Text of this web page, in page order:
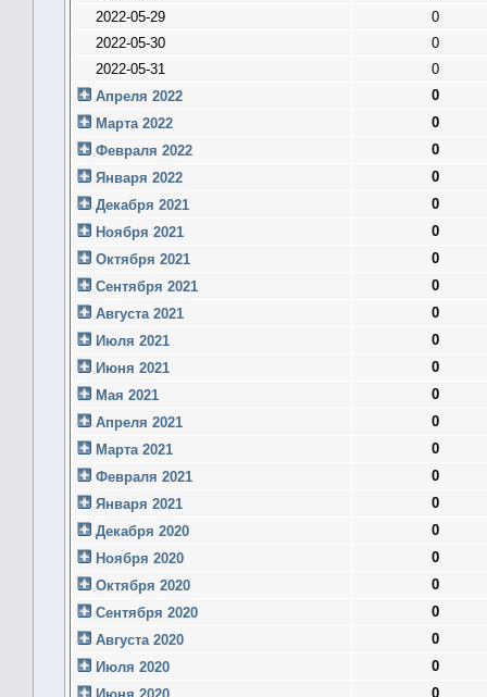
2022-05-29
0
2022-05-30
0
2022-05-31
0
Апреля 2022
0
Марта 2022
0
Февраля 2022
0
Января 2022
0
Декабря 2021
0
Ноября 2021
0
Октября 2021
0
Сентября 2021
0
Августа 2021
0
Июля 2021
0
Июня 2021
0
Мая 2021
0
Апреля 2021
0
Марта 2021
0
Февраля 2021
0
Января 2021
0
Декабря 2020
0
Ноября 2020
0
Октября 2020
0
Сентября 2020
0
Августа 2020
0
Июля 2020
0
0